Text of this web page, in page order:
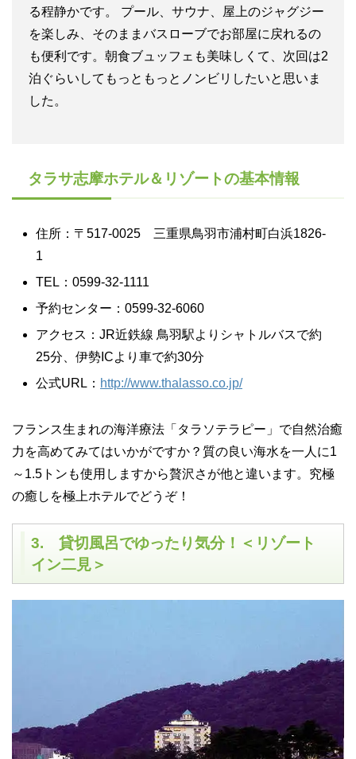
る程静かです。 プール、サウナ、屋上のジャグジー
を楽しみ、そのままバスローブでお部屋に戻れるの
も便利です。朝食ブュッフェも美味しくて、次回は2
泊ぐらいしてもっともっとノンビリしたいと思いま
した。
タラサ志摩ホテル＆リゾートの基本情報
住所：〒517-0025 三重県鳥羽市浦村町白浜1826-
1
TEL：0599-32-1111
予約センター：0599-32-6060
アクセス：JR近鉄線 鳥羽駅よりシャトルバスで約
25分、伊勢ICより車で約30分
公式URL： http://www.thalasso.co.jp/
フランス生まれの海洋療法「タラソテラピー」で自然治癒
力を高めてみてはいかがですか？質の良い海水を一人に1
～1.5トンも使用しますから贅沢さが他と違います。究極
の癒しを極上ホテルでどうぞ！
3. 貸切風呂でゆったり気分！＜リゾート
イン二見＞